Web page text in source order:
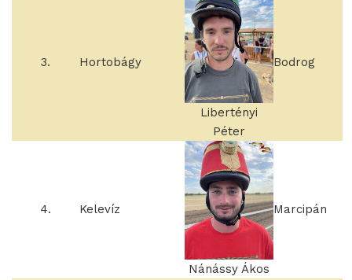
3. Hortobágy
Libertényi
Péter
Bodrog
4. Kelevíz
Nánássy Ákos
Marcipán